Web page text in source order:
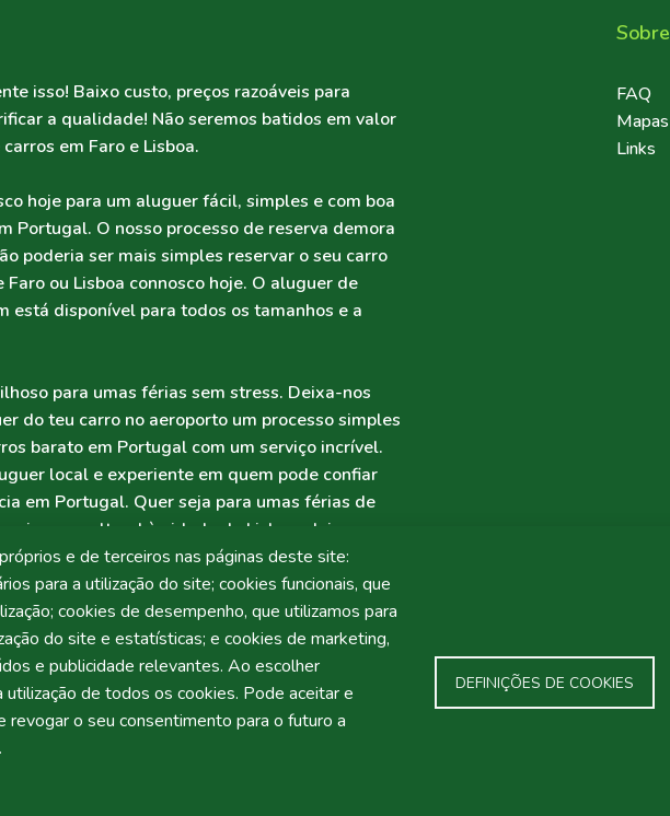
e de terceiros nas páginas deste site:
para a utilização do site; cookies funcionais, que
cookies de desempenho, que utilizamos para
do site e estatísticas; e cookies de marketing,
e publicidade relevantes. Ao escolher
utilização de todos os cookies. Pode aceitar e
o seu consentimento para o futuro a
DEFINIÇÕES DE COOKIES
isso! Baixo custo, preços razoáveis para
a qualidade! Não seremos batidos em valor
em Faro e Lisboa.
hoje para um aluguer fácil, simples e com boa
Portugal. O nosso processo de reserva demora
poderia ser mais simples reservar o seu carro
ou Lisboa connosco hoje. O aluguer de
está disponível para todos os tamanhos e a
para umas férias sem stress. Deixa-nos
do teu carro no aeroporto um processo simples
barato em Portugal com um serviço incrível.
local e experiente em quem pode confiar
em Portugal. Quer seja para umas férias de
viagem cultural à cidade de Lisboa, deixe-nos
de aluguer sem complicações. A nossa equipa
e esperamos dar-lhe as boas-vindas com o
viagem.
Sobre
FAQ
Mapas
Links
Privacidade